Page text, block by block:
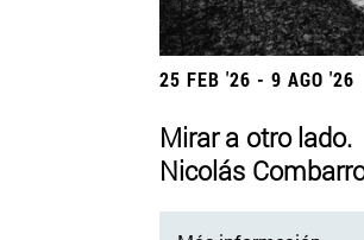
25 FEB '26 - 9 AGO '26
Mirar a otro lado.
Nicolás